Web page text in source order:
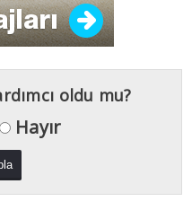
oldu mu?
Hayır